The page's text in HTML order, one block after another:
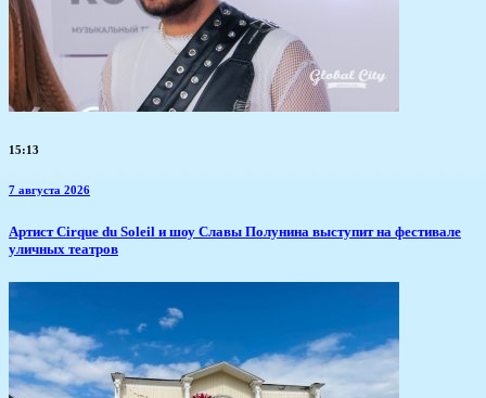
15:13
7 августа 2026
Артист Cirque du Soleil и шоу Славы Полунина выступит на фестивале
уличных театров